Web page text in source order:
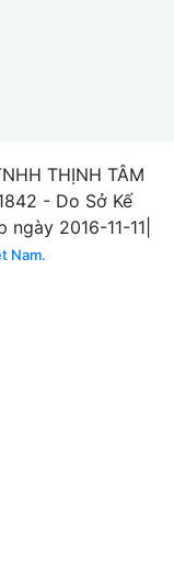
THỊNH TÂM
- Do Sở Kế
2016-11-11|
Nam.